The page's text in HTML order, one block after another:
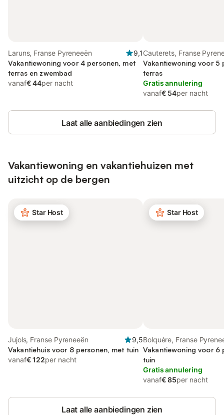
Laruns, Franse Pyreneeën
9,1
Vakantiewoning voor 4 personen, met
terras en zwembad
vanaf€ 44per nacht
Cauterets, Franse
Vakantiewoning voor 5
terras
Gratis annulering
vanaf€ 54per nacht
Laat alle aanbiedingen zien
Vakantiewoning en vakantiehuizen met
uitzicht op de bergen
Star Host
Jujols, Franse Pyreneeën
9,5
Vakantiehuis voor 8 personen, met tuin
vanaf€ 122per nacht
Star Host
Bolquère, Franse
Vakantiewoning voor 6
tuin
Gratis annulering
vanaf€ 85per nacht
Laat alle aanbiedingen zien